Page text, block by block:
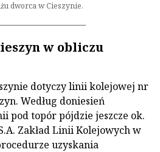
dworca w Cieszynie.
w obliczu
dotyczy linii kolejowej nr
Według doniesień
pod topór pójdzie jeszcze ok.
Zakład Linii Kolejowych w
uzyskania